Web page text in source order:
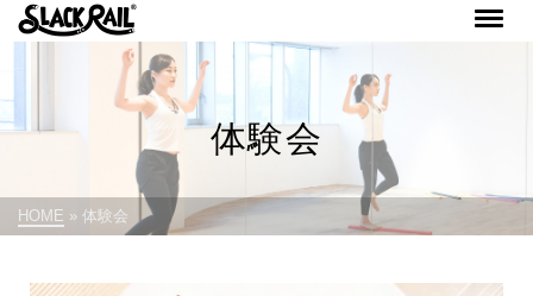
体験会
HOME » 体験会